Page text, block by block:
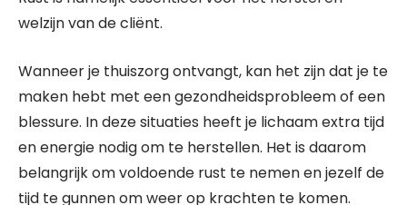
welzijn van de cliënt.
Wanneer je thuiszorg ontvangt, kan het zijn dat je te
maken hebt met een gezondheidsprobleem of een
blessure. In deze situaties heeft je lichaam extra tijd
en energie nodig om te herstellen. Het is daarom
belangrijk om voldoende rust te nemen en jezelf de
tijd te gunnen om weer op krachten te komen.